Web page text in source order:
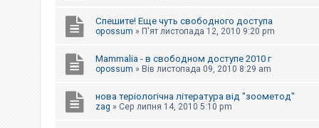
Спешите! Еще чуть свободного доступа
opossum » П'ят листопада 12, 2010 9:20 pm
Mammalia - в свободном доступе 2010 г
opossum » Вів листопада 09, 2010 8:29 am
нова теріологічна література від "зоометод"
zag » Сер липня 14, 2010 5:10 pm